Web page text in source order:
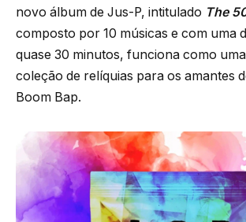
novo álbum de Jus-P, intitulado The
composto por 10 músicas e com uma
quase 30 minutos, funciona como
coleção de relíquias para os amantes
Boom Bap.